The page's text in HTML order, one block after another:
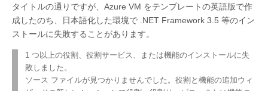
タイトルの通りですが、Azure VM をテンプレートの英語版で作
成したのち、日本語化した環境で .NET Framework 3.5 等のイン
ストールに失敗することがあります。
1 つ以上の役割、役割サービス、または機能のインストールに失
敗しました。
ソース ファイルが見つかりませんでした。役割と機能の追加ウィ